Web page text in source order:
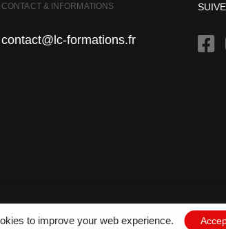
CONTACT & INFORMATIONS
contact@lc-formations.fr
to improve your web experience.